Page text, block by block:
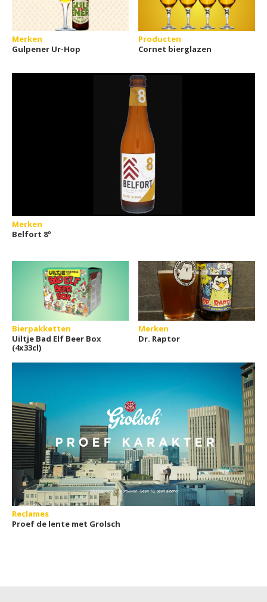
Merken
Gulpener Ur-Hop
Producten
Cornet bierglazen
Merken
Belfort 8º
Bierpakketten
Uiltje Bad Elf Beer Box
(4x33cl)
Merken
Dr. Raptor
Reclames
Proef de lente met Grolsch